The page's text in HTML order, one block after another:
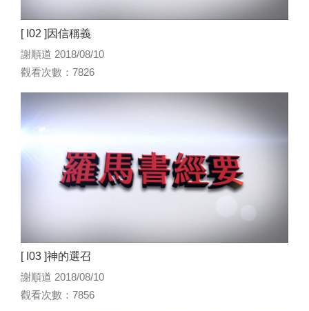
[ I02 ]因信稱義
謝順道 2018/08/10
觀看次數：7826
[ I03 ]神的選召
謝順道 2018/08/10
觀看次數：7856